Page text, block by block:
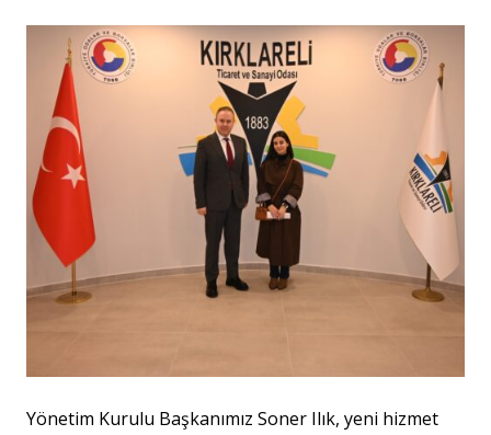
Yönetim Kurulu Başkanımız Soner Ilık, yeni hizmet